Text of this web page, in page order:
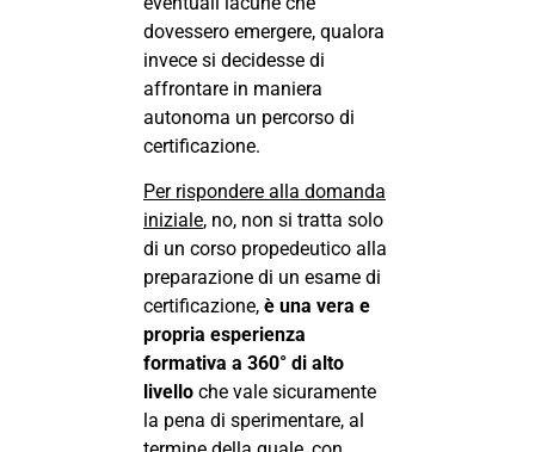
dovessero emergere, qualora
invece si decidesse di
affrontare in maniera
autonoma un percorso di
certificazione.
Per rispondere alla domanda
iniziale, no, non si tratta solo
di un corso propedeutico alla
preparazione di un esame di
certificazione, è una vera e
propria esperienza
formativa a 360° di alto
livello che vale sicuramente
la pena di sperimentare, al